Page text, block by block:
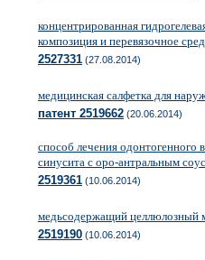
концентрированная
композиция и перевязочное
2527331 (27.08.2014)
медицинская салфетка для
патент 2519662 (20.06.2014)
способ лечения одонтогенного
синусита с оро-антральным
2519361 (10.06.2014)
медьсодержащий целлюлозный
2519190 (10.06.2014)